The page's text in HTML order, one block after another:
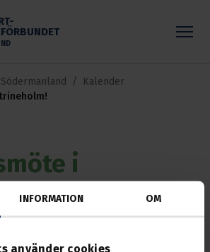
INFORMATION OM
använder cookies
Kalender
i